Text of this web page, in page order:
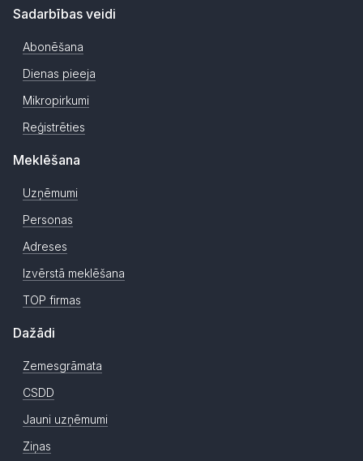
Sadarbības veidi
Abonēšana
Dienas pieeja
Mikropirkumi
Reģistrēties
Meklēšana
Uzņēmumi
Personas
Adreses
Izvērstā meklēšana
TOP firmas
Dažādi
Zemesgrāmata
CSDD
Jauni uzņēmumi
Ziņas